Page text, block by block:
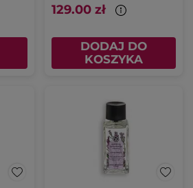
129.00 zł
DODAJ DO
KOSZYKA